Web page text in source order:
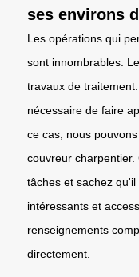
ses environs
Les opérations qui
sont innombrables.
travaux de
nécessaire de faire
ce cas, nous
couvreur
tâches et sachez
intéressants et
renseignements
directement.